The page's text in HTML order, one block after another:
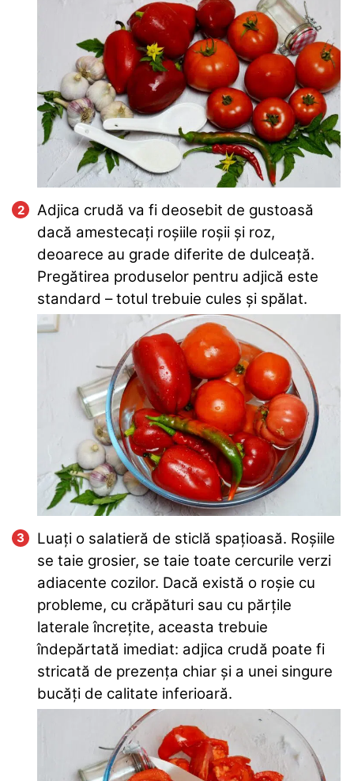
Adjica crudă va fi deosebit de gustoasă
dacă amestecați roșiile roșii și roz,
deoarece au grade diferite de dulceață.
Pregătirea produselor pentru adjică este
standard – totul trebuie cules și spălat.
Luați o salatieră de sticlă spațioasă. Roșiile
se taie grosier, se taie toate cercurile verzi
adiacente cozilor. Dacă există o roșie cu
probleme, cu crăpături sau cu părțile
laterale încrețite, aceasta trebuie
îndepărtată imediat: adjica crudă poate fi
stricată de prezența chiar și a unei singure
bucăți de calitate inferioară.